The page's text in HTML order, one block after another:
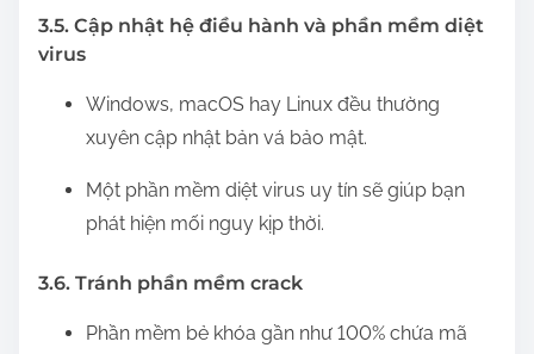
3.5. Cập nhật hệ điều hành và phần mềm diệt
virus
Windows, macOS hay Linux đều thường
xuyên cập nhật bản vá bảo mật.
Một phần mềm diệt virus uy tín sẽ giúp bạn
phát hiện mối nguy kịp thời.
3.6. Tránh phần mềm crack
Phần mềm bẻ khóa gần như 100% chứa mã